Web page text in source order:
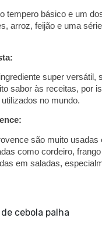
tempero básico e um
arroz, feijão e uma
super versátil,
sabor às receitas, por
no mundo.
são muito usadas
como cordeiro,
em saladas,